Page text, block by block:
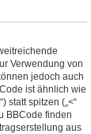
Verwendung von
jedoch auch
ist ähnlich wie
statt spitzen („<“
BBCode finden
aus